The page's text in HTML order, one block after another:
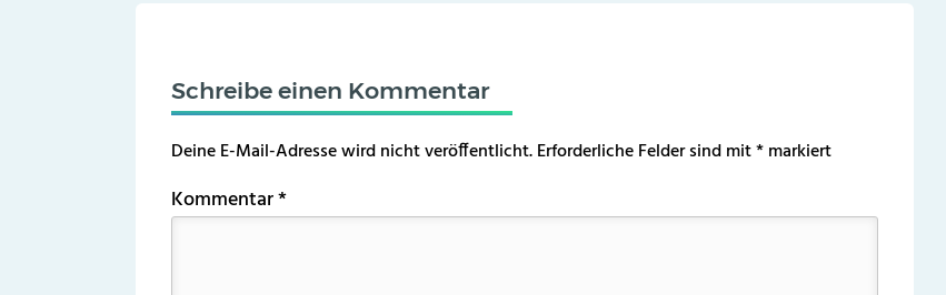
Schreibe einen Kommentar
Deine E-Mail-Adresse wird nicht veröffentlicht.Erforderliche Felder sind mit*markiert
Kommentar*